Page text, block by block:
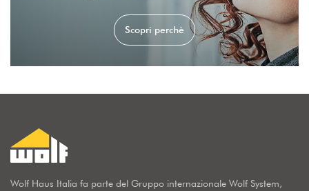
Scopri perchè
Wolf Haus Italia fa parte del Gruppo internazionale Wolf System,